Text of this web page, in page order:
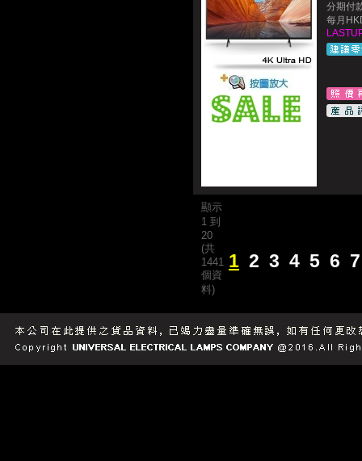
分期付
每月
顯示
1 到
20
(共
1441
個資
料)
1 2 3 4 5 6 7